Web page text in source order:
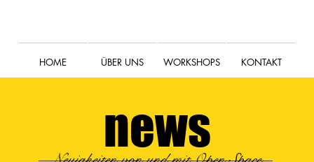
HOME ÜBER UNS WORKSHOPS KONTAKT
news